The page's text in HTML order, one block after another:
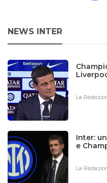
NEWS INTER
La
Inter:
e
La